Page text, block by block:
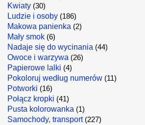
Kwiaty (30)
Ludzie i osoby (186)
Makowa panienka (2)
Mały smok (6)
Nadaje się do wycinania (44)
Owoce i warzywa (26)
Papierowe lalki (4)
Pokoloruj według numerów (11)
Potworki (16)
Połącz kropki (41)
Pusta kolorowanka (1)
Samochody, transport(227)